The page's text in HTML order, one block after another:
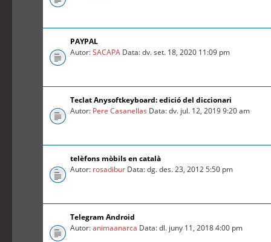
PAYPAL
Autor:SACAPA Data: dv. set. 18, 2020 11:09 pm
Teclat Anysoftkeyboard: edició del diccionari
Autor: Pere Casanellas Data: dv. jul. 12, 2019 9:20 am
telèfons mòbils en català
Autor: rosadibur Data: dg. des. 23, 2012 5:50 pm
Telegram Android
Autor:animaanarca Data: dl. juny 11, 2018 4:00 pm